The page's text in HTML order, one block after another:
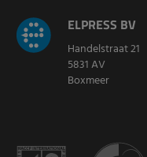
ELPRESS BV
Handelstraat 21
5831 AV
Boxmeer